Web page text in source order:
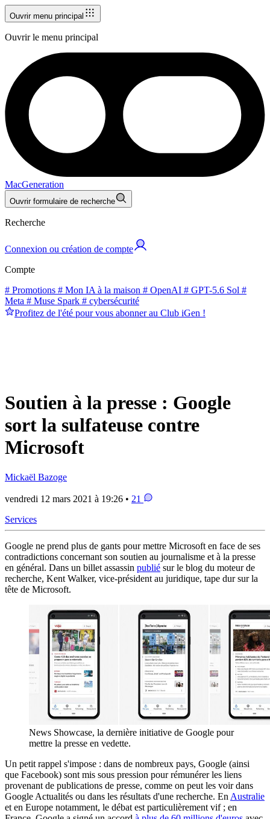
Ouvrir menu principal
Ouvrir le menu principal
MacGeneration
Ouvrir formulaire de recherche
Recherche
Connexion ou création de compte
Compte
# Promotions # Mon IA à la maison # OpenAI # GPT-5.6 Sol #
Meta # Muse Spark # cybersécurité
Profitez de l'été pour vous abonner au Club iGen !
Soutien à la presse : Google
sort la sulfateuse contre
Microsoft
Mickaël Bazoge
vendredi 12 mars 2021 à 19:26 • 21
Services
Google ne prend plus de gants pour mettre Microsoft en face de ses
contradictions concernant son soutien au journalisme et à la presse
en général. Dans un billet assassin publié sur le blog du moteur de
recherche, Kent Walker, vice-président au juridique, tape dur sur la
tête de Microsoft.
News Showcase, la dernière initiative de Google pour
mettre la presse en vedette.
Un petit rappel s'impose : dans de nombreux pays, Google (ainsi
que Facebook) sont mis sous pression pour rémunérer les liens
provenant de publications de presse, comme on peut les voir dans
Google Actualités ou dans les résultats d'une recherche. En Australie
et en Europe notamment, le débat est particulièrement vif ; en